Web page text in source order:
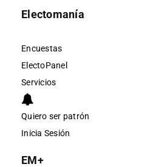
Electomanía
Encuestas
ElectoPanel
Servicios
Quiero ser patrón
Inicia Sesión
EM+